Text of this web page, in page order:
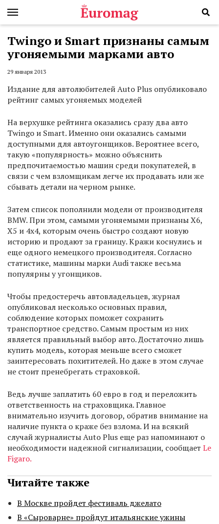
Twingo и Smart признаны самым
угоняемыми марками авто
29 января 2013
Издание для автолюбителей Auto Plus опубликовало
рейтинг самых угоняемых моделей
На верхушке рейтинга оказались сразу два авто
Twingo и Smart. Именно они оказались самыми
доступными для автоугонщиков. Вероятнее всего,
такую «популярность» можно объяснить
предпочитаемостью машин среди покупателей, в
связи с чем взломщикам легче их продавать или же
сбывать детали на черном рынке.
Затем список пополнили модели от производителя
BMW. При этом, самыми угоняемыми признаны Х6,
Х5 и 4х4, которым очень быстро создают новую
историю и продают за границу. Кражи коснулись и
еще одного немецкого производителя. Согласно
статистике, машины марки Audi также весьма
популярны у угонщиков.
Чтобы предостеречь автовладельцев, журнал
опубликовал несколько основных правил,
соблюдение которых поможет сохранить
транспортное средство. Самым простым из них
является правильный выбор авто. Достаточно лишь
купить модель, которая меньше всего сможет
заинтересовать похитителей. Но даже в этом случае
не стоит пренебрегать страховкой.
Ведь лучше заплатить 60 евро в год и переложить
ответственность на страховщика. Главное
внимательно изучить договор, обратив внимание на
наличие пункта о краже без взлома. И на всякий
случай журналисты Auto Plus еще раз напоминают о
необходимости надежной сигнализации, сообщает Le
Figaro.
Читайте также
В Москве пройдет фестиваль джелато
В «Сыроварне» пройдут итальянские ужины